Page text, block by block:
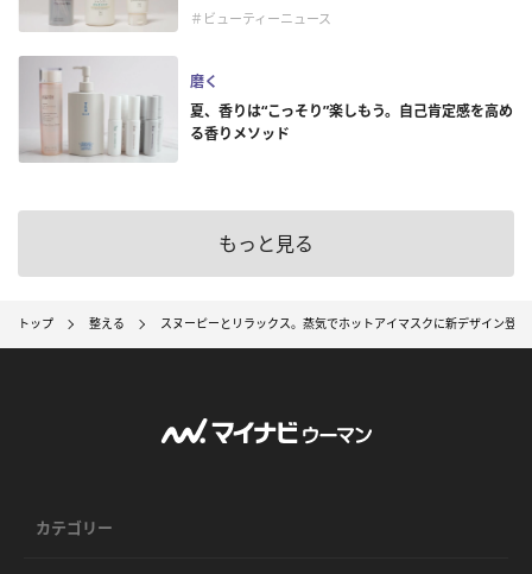
＃ビューティーニュース
磨く
夏、香りは“こっそり”楽しもう。自己肯定感を高め
る香りメソッド
もっと見る
トップ 整える スヌーピーとリラックス。蒸気でホットアイマスクに新デザイン登場
カテゴリー